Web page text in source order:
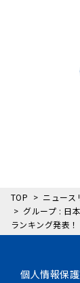
TOP
ニュース
グループ : 日
ランキング発表
個人情報保